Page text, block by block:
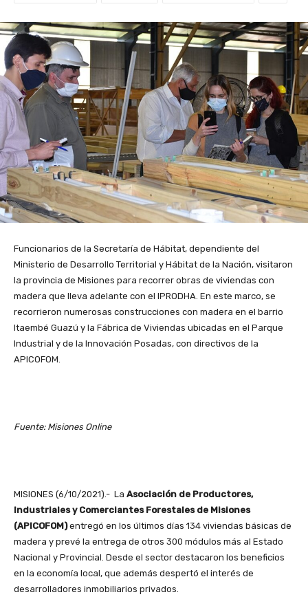
Funcionarios de la Secretaría de Hábitat, dependiente del
Ministerio de Desarrollo Territorial y Hábitat de la Nación, visitaron
la provincia de Misiones para recorrer obras de viviendas con
madera que lleva adelante con el IPRODHA. En este marco, se
recorrieron numerosas construcciones con madera en el barrio
Itaembé Guazú y la Fábrica de Viviendas ubicadas en el Parque
Industrial y de la Innovación Posadas, con directivos de la
APICOFOM.
Fuente: Misiones Online
MISIONES (6/10/2021).- La Asociación de Productores,
Industriales y Comerciantes Forestales de Misiones
(APICOFOM)entregó en los últimos días 134 viviendas básicas de
madera y prevé la entrega de otros 300 módulos más al Estado
Nacional y Provincial. Desde el sector destacaron los beneficios
en la economía local, que además despertó el interés de
desarrolladores inmobiliarios privados.